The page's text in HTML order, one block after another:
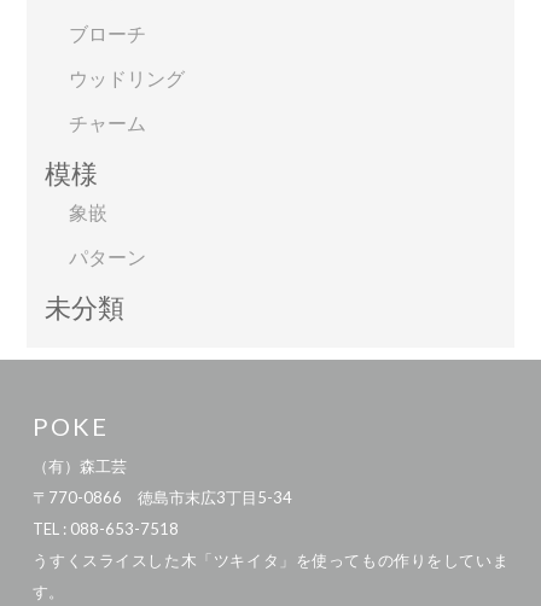
ブローチ
ウッドリング
チャーム
模様
象嵌
パターン
未分類
POKE
（有）森工芸
〒770-0866 徳島市末広3丁目5-34
TEL : 088-653-7518
うすくスライスした木「ツキイタ」を使ってもの作りをしていま
す。